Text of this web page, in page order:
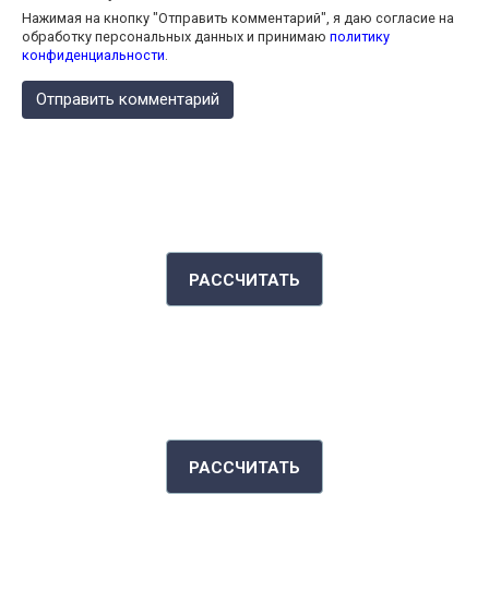
Нажимая на кнопку "Отправить комментарий", я даю согласие на
обработку персональных данных и принимаю политику
конфиденциальности.
РАССЧИТАТЬ
РАССЧИТАТЬ